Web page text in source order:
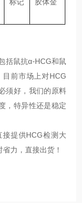
标记 胶体金
括鼠抗α-HCG和鼠
前市场上对HCG
须好，我们的原料
，特异性还是稳定
提供HCG检测大
力，直接出货！